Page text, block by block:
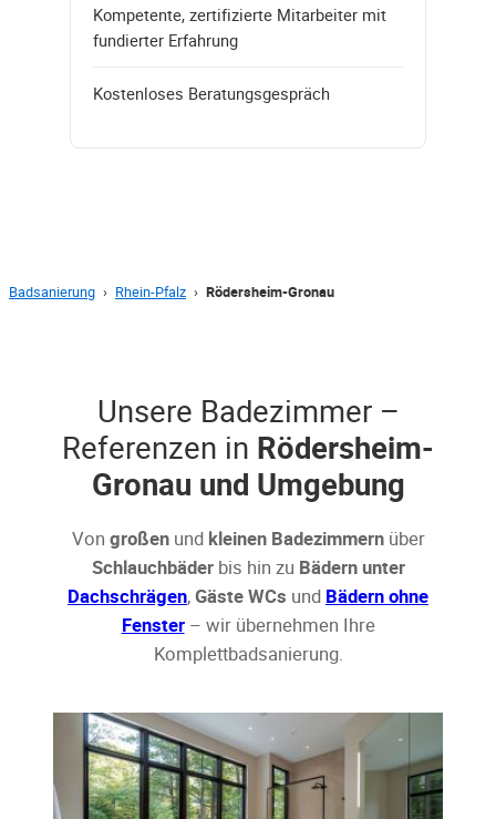
Kompetente, zertifizierte Mitarbeiter mit
fundierter Erfahrung
Kostenloses Beratungsgespräch
Badsanierung › Rhein-Pfalz › Rödersheim-Gronau
Unsere Badezimmer –
Referenzen in Rödersheim-
Gronau und Umgebung
Von großenund kleinen Badezimmernüber
Schlauchbäderbis hin zu Bädern unter
Dachschrägen,Gäste WCs und Bädern ohne
Fenster– wir übernehmen Ihre
Komplettbadsanierung.